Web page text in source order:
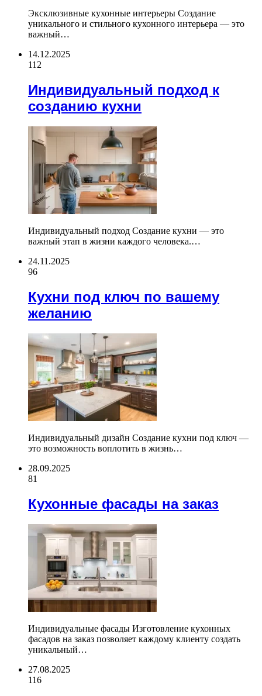
Эксклюзивные кухонные интерьеры Создание
уникального и стильного кухонного интерьера — это
важный…
14.12.2025
112
Индивидуальный подход к
созданию кухни
Индивидуальный подход Создание кухни — это
важный этап в жизни каждого человека.…
24.11.2025
96
Кухни под ключ по вашему
желанию
Индивидуальный дизайн Создание кухни под ключ —
это возможность воплотить в жизнь…
28.09.2025
81
Кухонные фасады на заказ
Индивидуальные фасады Изготовление кухонных
фасадов на заказ позволяет каждому клиенту создать
уникальный…
27.08.2025
116